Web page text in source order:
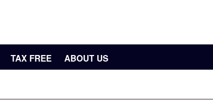
TAX FREE ABOUT US